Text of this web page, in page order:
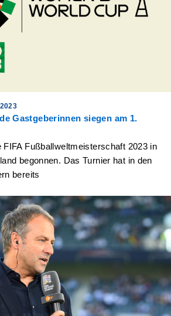
Gastgeberinnen siegen am 1.
Fußballweltmeisterschaft 2023 in
begonnen. Das Turnier hat in den
bereits